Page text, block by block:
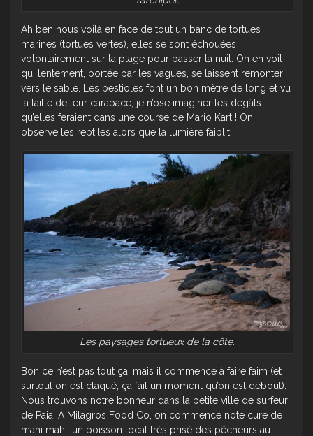
Ah ben nous voilà en face de tout un banc de tortues
marines (tortues vertes), elles se sont échouées
volontairement sur la plage pour passer la nuit. On en voit
qui lentement, portée par les vagues, se laissent remonter
vers le sable. Les bestioles font un bon mètre de long et vu
la taille de leur carapace, je n’ose imaginer les dégâts
qu’elles feraient dans une course de Mario Kart ! On
observe les reptiles alors que la lumière faiblit.
Les paysages tortueux de la côte.
Bon ce n’est pas tout ça, mais il commence à faire faim (et
surtout on est claqué, ça fait un moment qu’on est debout).
Nous trouvons notre bonheur dans la petite ville de surfeur
de Paia. À Milagros Food Co, on commence note cure de
mahi mahi, un poisson local très prisé des pêcheurs au